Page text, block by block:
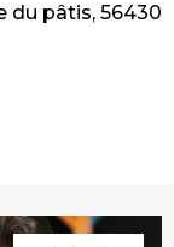
du pâtis, 56430